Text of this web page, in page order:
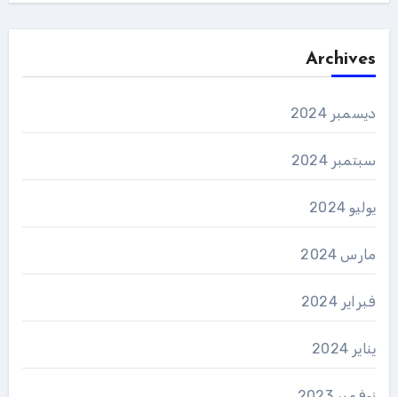
Archives
ديسمبر 2024
سبتمبر 2024
يوليو 2024
مارس 2024
فبراير 2024
يناير 2024